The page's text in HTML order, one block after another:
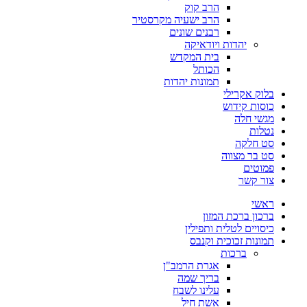
הרב קוק
הרב ישעיה מקרסטיר
רבנים שונים
יהדות ויודאיקה
בית המקדש
הכותל
תמונות יהדות
בלוק אקרילי
כוסות קידוש
מגשי חלה
נטלות
סט חלקה
סט בר מצווה
פמוטים
צור קשר
ראשי
ברכון ברכת המזון
כיסויים לטלית ותפילין
תמונות זכוכית וקנבס
ברכות
אגרת הרמב"ן
בריך שמה
עלינו לשבח
אשת חיל